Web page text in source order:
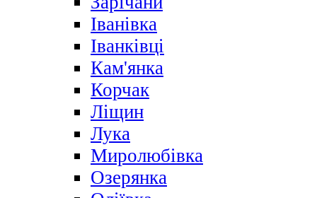
Іванівка
Іванківці
Кам'янка
Корчак
Ліщин
Лука
Миролюбівка
Озерянка